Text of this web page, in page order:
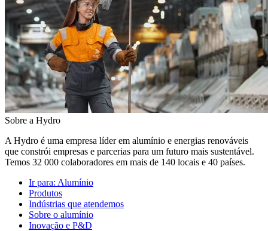
Sobre a Hydro
A Hydro é uma empresa líder em alumínio e energias renováveis
que constrói empresas e parcerias para um futuro mais sustentável.
Temos 32 000 colaboradores em mais de 140 locais e 40 países.
Ir para: Alumínio
Produtos
Indústrias que atendemos
Sobre o alumínio
Inovação e P&D